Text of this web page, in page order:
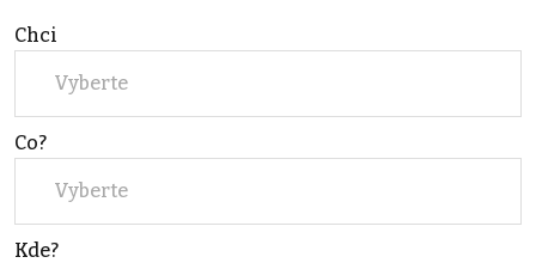
Chci
Vyberte
Co?
Vyberte
Kde?